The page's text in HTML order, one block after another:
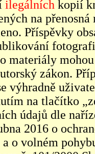
ilegálních kopií
na
Příspěvky
materiály
zákon.
výhradně
na tlačítko
údajů dle
2016 o
a o volném